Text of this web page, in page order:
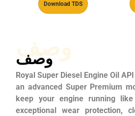
Download TDS
وصف
وصف
Royal Super Diesel Engine Oil
an advanced Super Premium
keep your engine running
exceptional wear protection,